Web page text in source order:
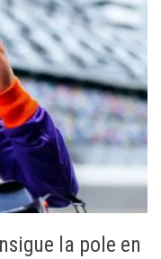
la pole en